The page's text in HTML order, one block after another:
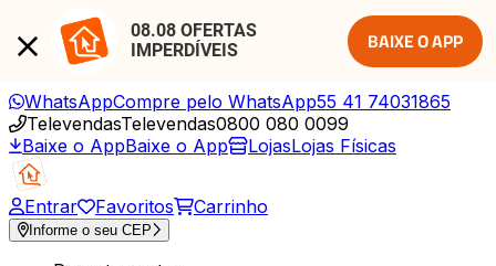
08.08 OFERTAS
IMPERDÍVEIS
BAIXE O APP
WhatsAppCompre pelo WhatsApp55 41 74031865
TelevendasTelevendas0800 080 0099
Baixe o AppBaixe o App LojasLojas Físicas
Entrar Favoritos Carrinho
Informe o seu CEP